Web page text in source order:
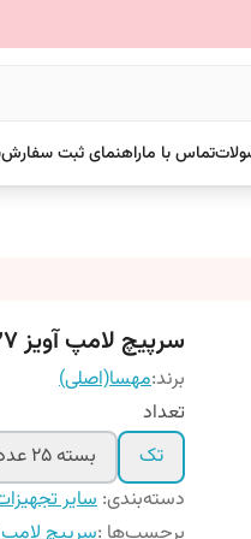
تماس با ماراهنمای ثبت سفارش
سرپیچ لامپ آویز E27-مهسا
برند:مهسا(اصلی)
تعداد
تک
بسته 25 عددی
دسته‌بندی: سایر